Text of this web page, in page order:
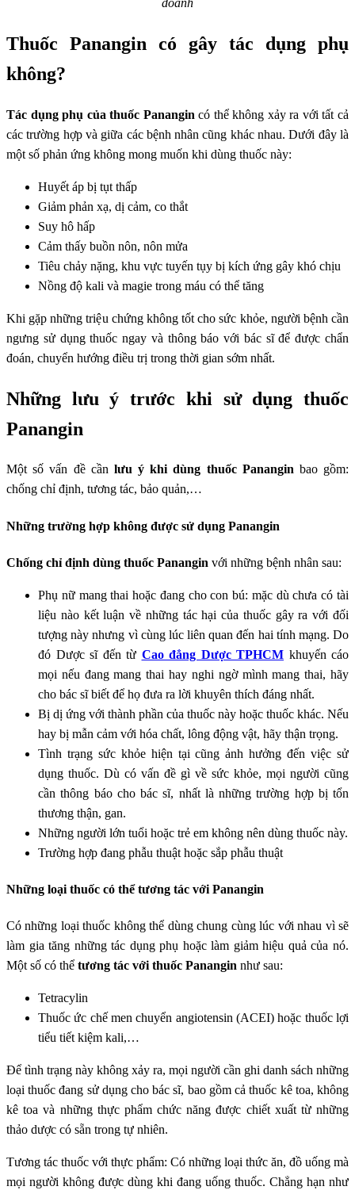
Thuốc Panangin có gây tác dụng phụ
không?
Tác dụng phụ của thuốc Panangin có thể không xảy ra với tất cả
các trường hợp và giữa các bệnh nhân cũng khác nhau. Dưới đây là
một số phản ứng không mong muốn khi dùng thuốc này:
Huyết áp bị tụt thấp
Giảm phản xạ, dị cảm, co thắt
Suy hô hấp
Cảm thấy buồn nôn, nôn mửa
Tiêu chảy nặng, khu vực tuyến tụy bị kích ứng gây khó chịu
Nồng độ kali và magie trong máu có thể tăng
Khi gặp những triệu chứng không tốt cho sức khỏe, người bệnh cần
ngưng sử dụng thuốc ngay và thông báo với bác sĩ để được chẩn
đoán, chuyển hướng điều trị trong thời gian sớm nhất.
Những lưu ý trước khi sử dụng thuốc
Panangin
Một số vấn đề cần lưu ý khi dùng thuốc Pananginbao gồm:
chống chỉ định, tương tác, bảo quản,…
Những trường hợp không được sử dụng Panangin
Chống chỉ định dùng thuốc Panangin với những bệnh nhân sau:
Phụ nữ mang thai hoặc đang cho con bú: mặc dù chưa có tài
liệu nào kết luận về những tác hại của thuốc gây ra với đối
tượng này nhưng vì cùng lúc liên quan đến hai tính mạng. Do
đó Dược sĩ đến từ Cao đẳng Dược TPHCM khuyến cáo
mọi nếu đang mang thai hay nghi ngờ mình mang thai, hãy
cho bác sĩ biết để họ đưa ra lời khuyên thích đáng nhất.
Bị dị ứng với thành phần của thuốc này hoặc thuốc khác. Nếu
hay bị mẫn cảm với hóa chất, lông động vật, hãy thận trọng.
Tình trạng sức khỏe hiện tại cũng ảnh hưởng đến việc sử
dụng thuốc. Dù có vấn đề gì về sức khỏe, mọi người cũng
cần thông báo cho bác sĩ, nhất là những trường hợp bị tổn
thương thận, gan.
Những người lớn tuổi hoặc trẻ em không nên dùng thuốc này.
Trường hợp đang phẫu thuật hoặc sắp phẫu thuật
Những loại thuốc có thể tương tác với Panangin
Có những loại thuốc không thể dùng chung cùng lúc với nhau vì sẽ
làm gia tăng những tác dụng phụ hoặc làm giảm hiệu quả của nó.
Một số có thể tương tác với thuốc Panangin như sau:
Tetracylin
Thuốc ức chế men chuyển angiotensin (ACEI) hoặc thuốc lợi
tiểu tiết kiệm kali,…
Để tình trạng này không xảy ra, mọi người cần ghi danh sách những
loại thuốc đang sử dụng cho bác sĩ, bao gồm cả thuốc kê toa, không
kê toa và những thực phẩm chức năng được chiết xuất từ những
thảo dược có sẵn trong tự nhiên.
Tương tác thuốc với thực phẩm: Có những loại thức ăn, đồ uống mà
mọi người không được dùng khi đang uống thuốc. Chẳng hạn như